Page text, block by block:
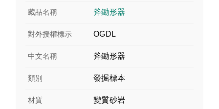
藏品名稱 斧鋤形器
對外授權標示 OGDL
中文名稱 斧鋤形器
類別 發掘標本
材質 變質砂岩